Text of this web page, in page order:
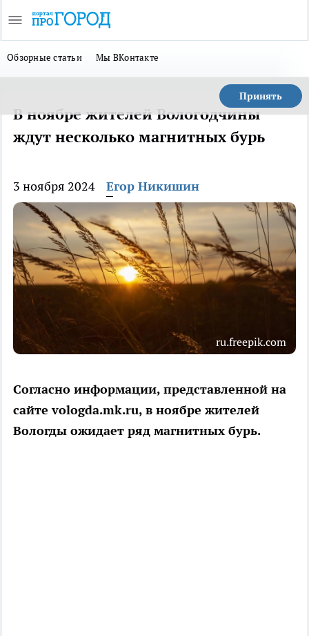
Обзорные статьи Мы ВКонтакте
Принять
В ноябре жителей Вологодчины
ждут несколько магнитных бурь
3 ноября 2024 Егор Никишин
ru.freepik.com
Согласно информации, представленной на
сайте vologda.mk.ru, в ноябре жителей
Вологды ожидает ряд магнитных бурь.